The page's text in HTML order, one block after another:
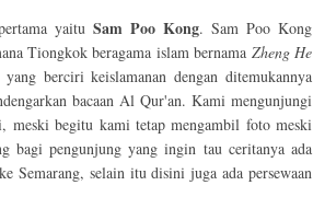
yaitu Sam Poo Kong. Sam Poo Kong
Tiongkok beragama islam bernama Zheng He
berciri keislamanan dengan ditemukannya
bacaan Al Qur'an. Kami mengunjungi
meski begitu kami tetap mengambil foto meski
bagi pengunjung yang ingin tau ceritanya ada
Semarang, selain itu disini juga ada persewaan